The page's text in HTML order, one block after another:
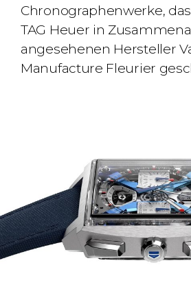
Chronographenwerke,
TAG Heuer in
angesehenen Hersteller
Manufacture Fleurier